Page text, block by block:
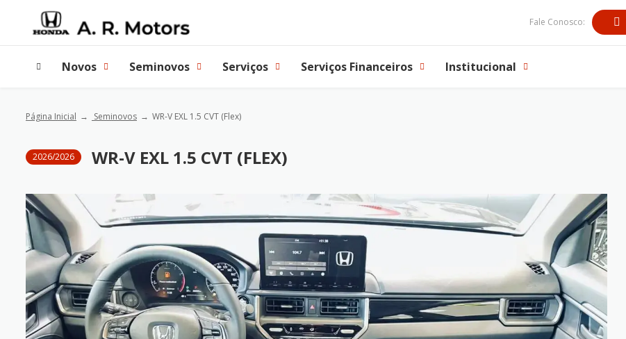
Fale Conosco:
Novos Seminovos Serviços Serviços Financeiros Institucional
Página Inicial Seminovos WR-V EXL 1.5 CVT (Flex)
2026/2026 WR-V EXL 1.5 CVT (FLEX)